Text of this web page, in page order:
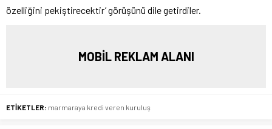
özelliğini pekiştirecektir’ görüşünü dile getirdiler.
MOBİL REKLAM ALANI
ETİKETLER: marmaraya kredi veren kuruluş